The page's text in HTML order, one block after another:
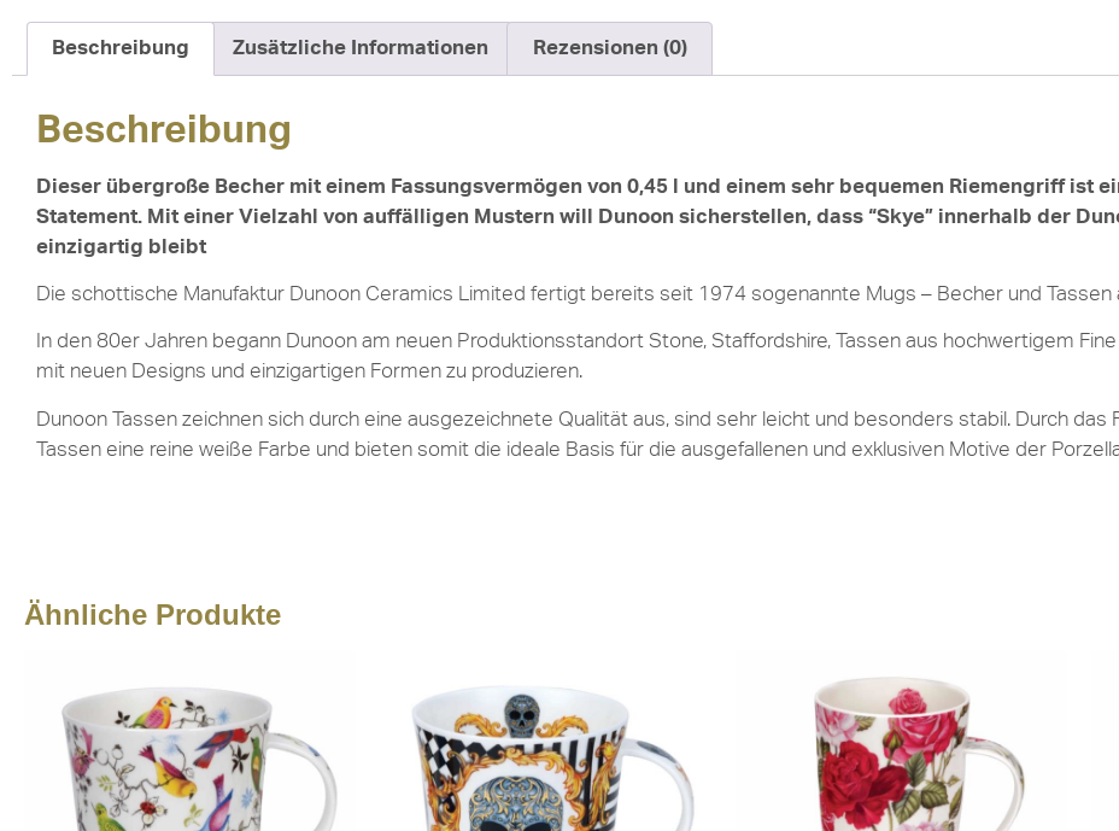
Beschreibung Zusätzliche Informationen Rezensionen (0)
Beschreibung
Dieser übergroße Becher mit einem Fassungsvermögen von 0,45 l und einem sehr bequemen Riemengriff ist
Statement. Mit einer Vielzahl von auffälligen Mustern will Dunoon sicherstellen, dass “Skye” innerhalb der
einzigartig bleibt
Die schottische Manufaktur Dunoon Ceramics Limited fertigt bereits seit 1974 sogenannte Mugs – Becher und Tassen
In den 80er Jahren begann Dunoon am neuen Produktionsstandort Stone, Staffordshire, Tassen aus hochwertigem
mit neuen Designs und einzigartigen Formen zu produzieren.
Dunoon Tassen zeichnen sich durch eine ausgezeichnete Qualität aus, sind sehr leicht und besonders stabil. Durch das
Tassen eine reine weiße Farbe und bieten somit die ideale Basis für die ausgefallenen und exklusiven Motive der
Ähnliche Produkte